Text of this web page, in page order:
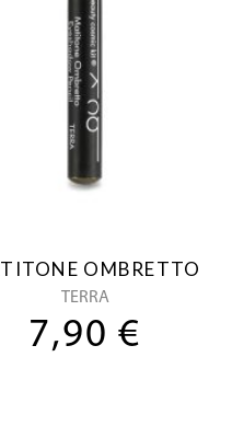
OMBRETTO
TERRA
7,90€